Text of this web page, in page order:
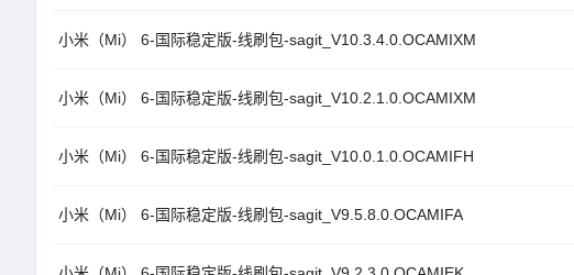
小米（Mi） 6-国际稳定版-线刷包-sagit_V10.3.4.0.OCAMIXM
小米（Mi） 6-国际稳定版-线刷包-sagit_V10.2.1.0.OCAMIXM
小米（Mi） 6-国际稳定版-线刷包-sagit_V10.0.1.0.OCAMIFH
小米（Mi） 6-国际稳定版-线刷包-sagit_V9.5.8.0.OCAMIFA